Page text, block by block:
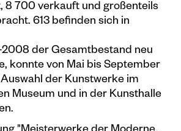
700 verkauft und großenteils
613 befinden sich in
der Gesamtbestand neu
konnte von Mai bis September
der Kunstwerke im
Museum und in der Kunsthalle